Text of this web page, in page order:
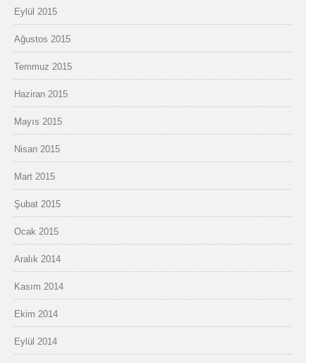
Eylül 2015
Ağustos 2015
Temmuz 2015
Haziran 2015
Mayıs 2015
Nisan 2015
Mart 2015
Şubat 2015
Ocak 2015
Aralık 2014
Kasım 2014
Ekim 2014
Eylül 2014